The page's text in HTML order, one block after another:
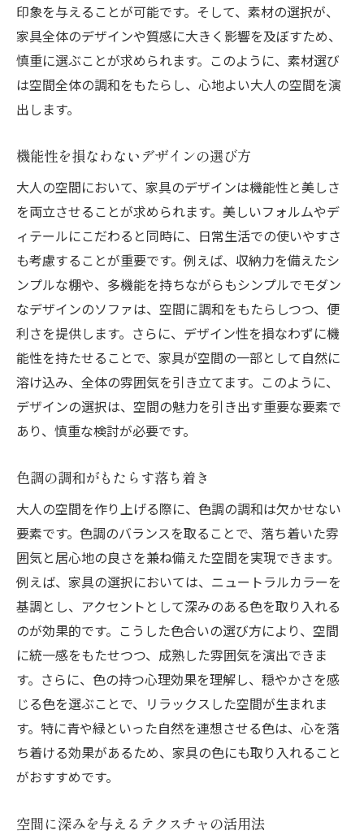
質感がもたらす上質な空間
シンプルさを際立たせるアクセサリーの選
択
空間を広く見せる家具選びのポイント
時間とともに輝くシンプルデザインの家具
機能性と美しさを両立させる家具の選び方
収納力を高める家具の選び方
デザインに隠れた機能の発見
快適な生活を実現する機能的家具
美しさを損なわない機能性の秘訣
日常使いに適した耐久性の考慮
使い勝手を高める工夫が施された家具
アクセントカラーで大人のリビングを演出する
方法
効果的なアクセントカラーの選び方
空間を引き締めるカラーコーディネート
小物で彩るアクセントの取り入れ方
アクセントカラーで変わる空間の印象
バランスを考えたカラーコンビネーション
洗練された家具がもたらす居心地の良さを探る
座り心地を重視した家具の選び方
リラックス空間を演出する家具配置
自然素材がもたらす安心感
照明と家具の調和で生まれる温かみ
空間全体を包み込む心地よさの秘訣
季節に応じた家具配置の変化
大人の空間に不可欠な家具選びのテクニック
印象を与えることが可能です。そして、素材の選択が、
家具全体のデザインや質感に大きく影響を及ぼすため、
慎重に選ぶことが求められます。このように、素材選び
は空間全体の調和をもたらし、心地よい大人の空間を演
出します。
機能性を損なわないデザインの選び方
大人の空間において、家具のデザインは機能性と美しさ
を両立させることが求められます。美しいフォルムやデ
ィテールにこだわると同時に、日常生活での使いやすさ
も考慮することが重要です。例えば、収納力を備えたシ
ンプルな棚や、多機能を持ちながらもシンプルでモダン
なデザインのソファは、空間に調和をもたらしつつ、便
利さを提供します。さらに、デザイン性を損なわずに機
能性を持たせることで、家具が空間の一部として自然に
溶け込み、全体の雰囲気を引き立てます。このように、
デザインの選択は、空間の魅力を引き出す重要な要素で
あり、慎重な検討が必要です。
色調の調和がもたらす落ち着き
大人の空間を作り上げる際に、色調の調和は欠かせない
要素です。色調のバランスを取ることで、落ち着いた雰
囲気と居心地の良さを兼ね備えた空間を実現できます。
例えば、家具の選択においては、ニュートラルカラーを
基調とし、アクセントとして深みのある色を取り入れる
のが効果的です。こうした色合いの選び方により、空間
に統一感をもたせつつ、成熟した雰囲気を演出できま
す。さらに、色の持つ心理効果を理解し、穏やかさを感
じる色を選ぶことで、リラックスした空間が生まれま
す。特に青や緑といった自然を連想させる色は、心を落
ち着ける効果があるため、家具の色にも取り入れること
がおすすめです。
空間に深みを与えるテクスチャの活用法